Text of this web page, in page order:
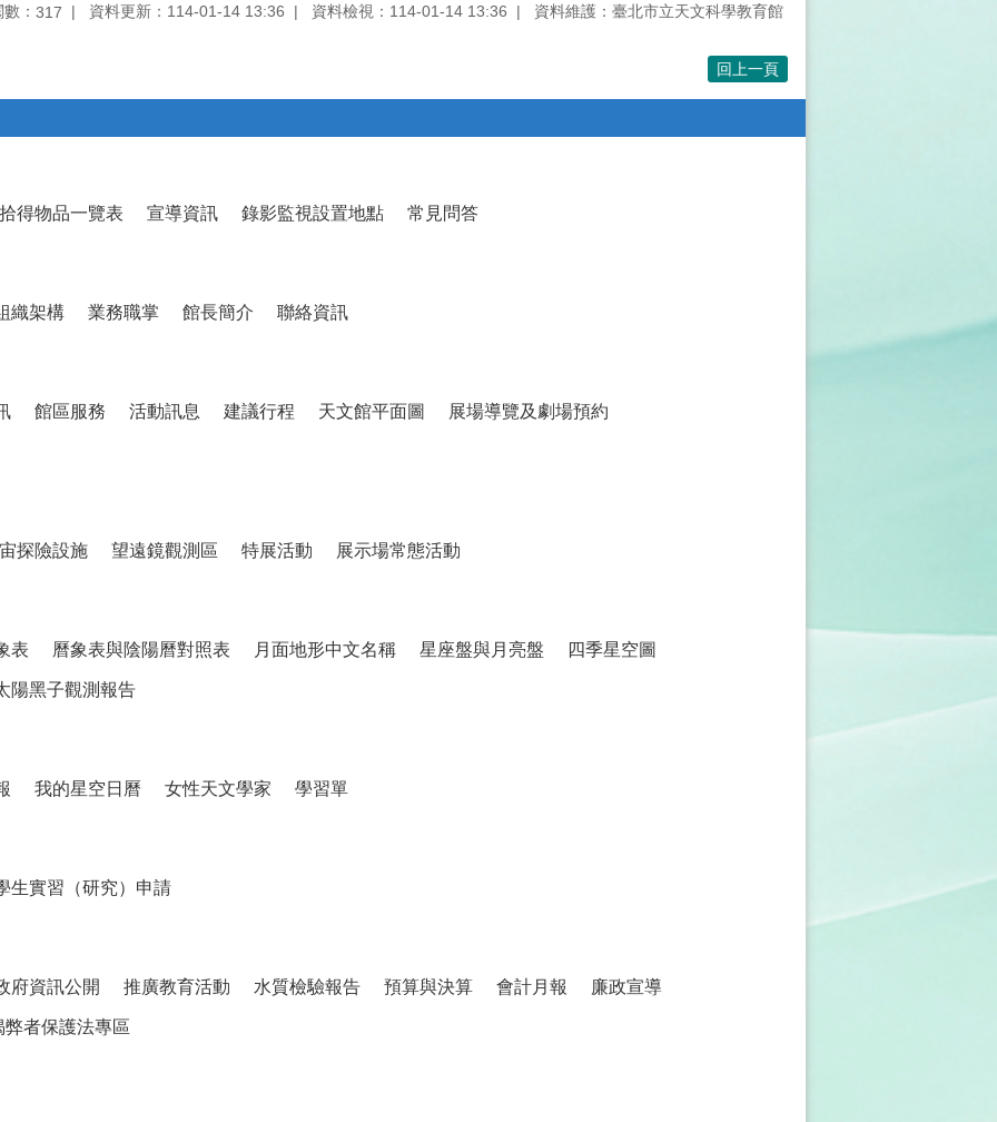
： 317 資料更新：114-01-14 13:36 資料檢視：114-01-14 13:36 資料維護：臺北市立天文科學教育館
回上一頁
拾得物品一覽表 宣導資訊 錄影監視設置地點 常見問答
織架構 業務職掌 館長簡介 聯絡資訊
館區服務 活動訊息 建議行程 天文館平面圖 展場導覽及劇場預約
探險設施 望遠鏡觀測區 特展活動 展示場常態活動
表 曆象表與陰陽曆對照表 月面地形中文名稱 星座盤與月亮盤 四季星空圖
陽黑子觀測報告
我的星空日曆 女性天文學家 學習單
生實習（研究）申請
府資訊公開 推廣教育活動 水質檢驗報告 預算與決算 會計月報 廉政宣導
弊者保護法專區